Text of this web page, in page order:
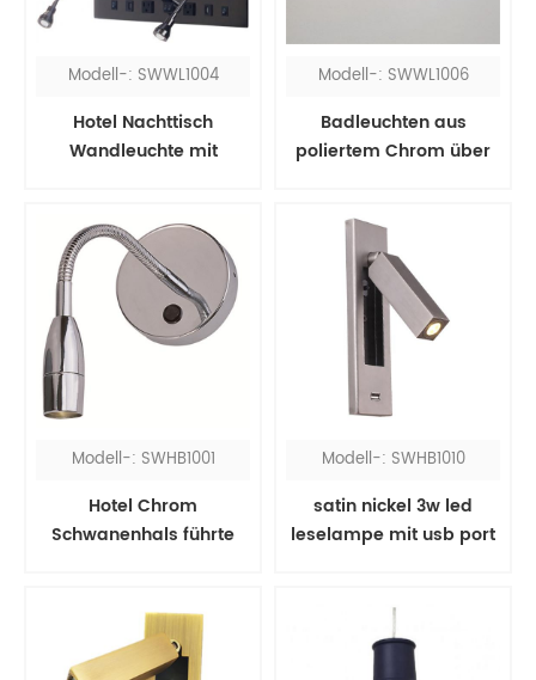
Modell-: SWWL1004
Hotel Nachttisch
Wandleuchte mit
Modell-: SWWL1006
Badleuchten aus
poliertem Chrom über
Modell-: SWHB1001
Hotel Chrom
Schwanenhals führte
Modell-: SWHB1010
satin nickel 3w led
leselampe mit usb port